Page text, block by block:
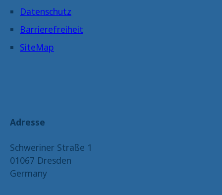
Datenschutz
Barrierefreiheit
SiteMap
Adresse
Schweriner Straße 1
01067 Dresden
Germany